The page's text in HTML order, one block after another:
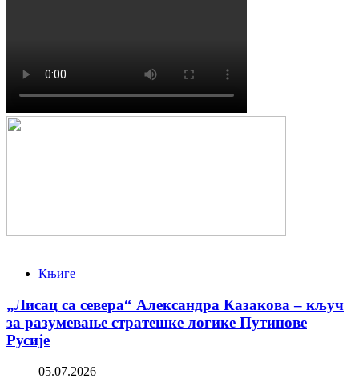
Књиге
„Лисац са севера“ Александра Казакова – кључ
за разумевање стратешке логике Путинове
Русије
05.07.2026